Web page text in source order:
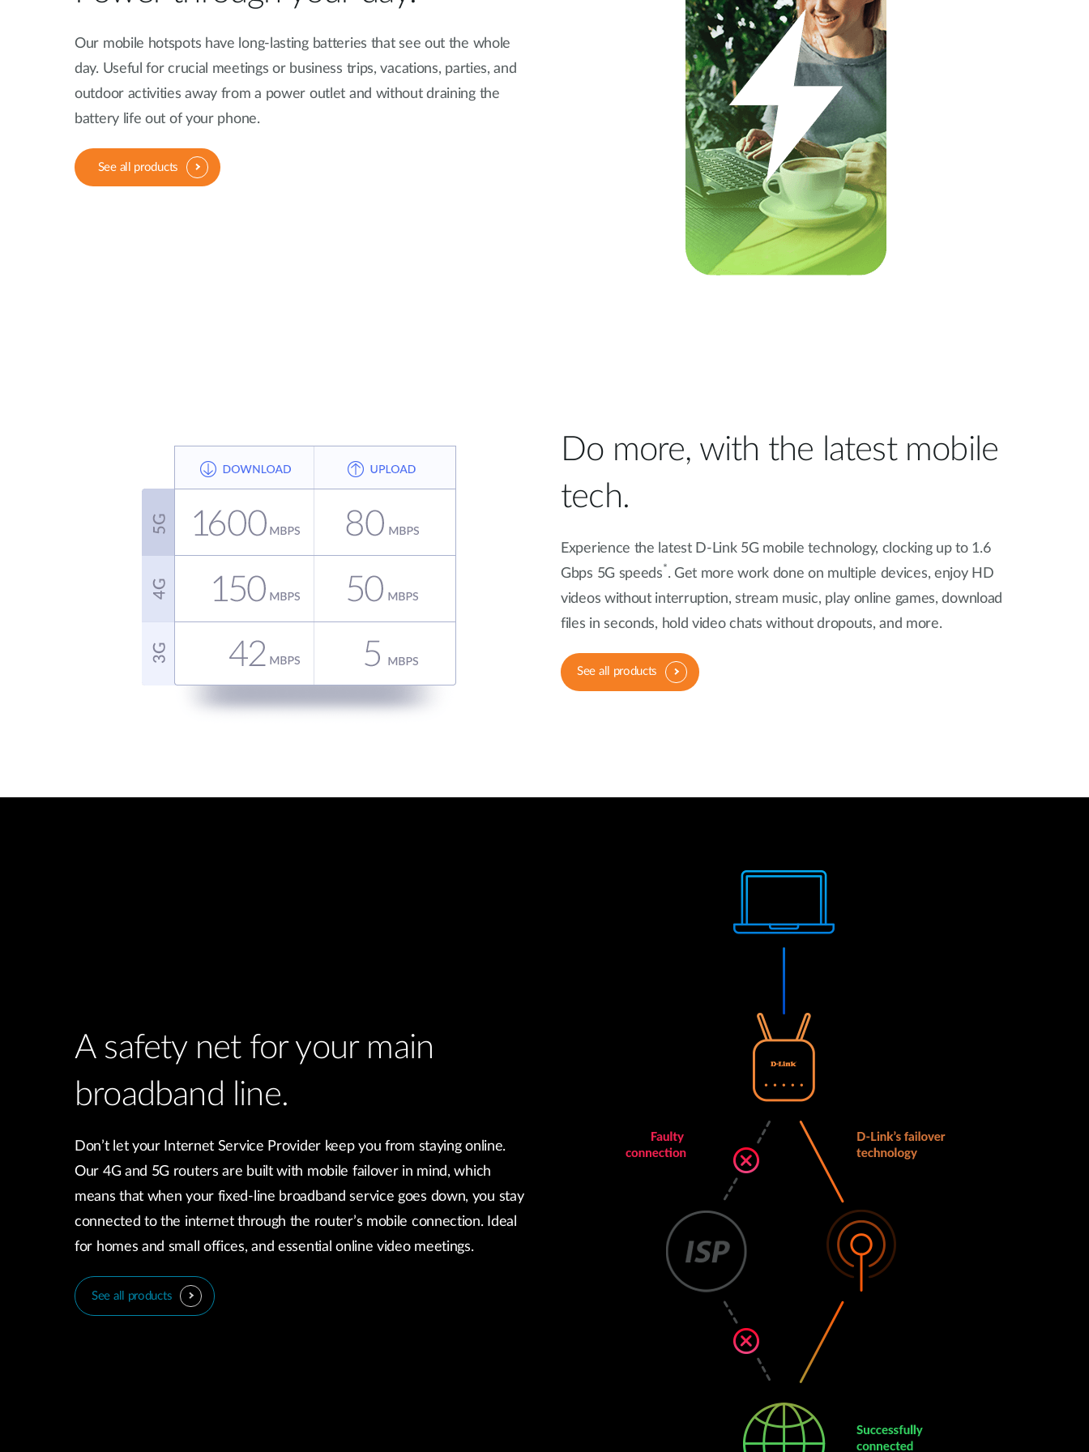
Our mobile hotspots have long-lasting batteries that see out the whole
day. Useful for crucial meetings or business trips, vacations, parties, and
outdoor activities away from a power outlet and without draining the
battery life out of your phone.
See all products
Do more, with the latest mobile
tech.
Experience the latest D-Link 5G mobile technology, clocking up to 1.6
Gbps 5G speeds*. Get more work done on multiple devices, enjoy HD
videos without interruption, stream music, play online games, download
files in seconds, hold video chats without dropouts, and more.
See all products
A safety net for your main
broadband line.
Don’t let your Internet Service Provider keep you from staying online.
Our 4G and 5G routers are built with mobile failover in mind, which
means that when your fixed-line broadband service goes down, you stay
connected to the internet through the router’s mobile connection. Ideal
for homes and small offices, and essential online video meetings.
See all products